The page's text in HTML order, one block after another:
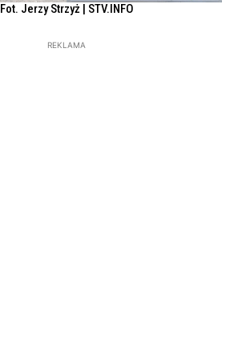
Fot. Jerzy Strzyż | STV.INFO
REKLAMA